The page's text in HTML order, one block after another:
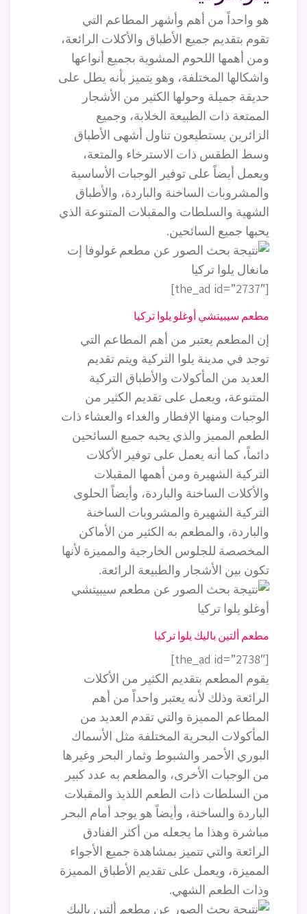
هو واحداً من أهم وأشهر المطاعم التي
تقوم بتقديم جميع الأطباق والأكلات الرائعة،
ومن أهمها اللحوم المشوية بجميع أنواعها
واشكالها المختلفة، وهو يتميز بأنه يطل على
حديقة جميلة وحولها الكثير من الأشجار
الممتعة ذات الطبيعة الخلابة، وجميع
الزائرين يستطيعون تناول أشهى الأطباق
وسط الطقس ذات الاسترخاء والمتعة،
ويعمل أيضاً على توفير الوجبات الأساسية
والمشروبات الساخنة والباردة، والأطباق
الشهية والسلطات والمقبلات المتنوعة الذي
يحبها جميع السائحين.
[the_ad id=”2737″]
مطعم سيبيتشي أوغلو يلوا تركيا
إن المطعم يعتبر من أهم المطاعم التي
توجد في مدينة يلوا التركية ويتم تقديم
العديد من المأكولات والأطباق التركية
المتنوعة، ويعمل على تقديم الكثير من
الوجبات ومنها الإفطار والغداء والعشاء ذات
الطعم المميز والذي يحبه جميع السائحين
دائماً، كما أنه يعمل على توفير الأكلات
التركية الشهيرة ومن أهمها المقبلات
والأكلات الساخنة والباردة، وأيضاً الحلوى
التركية الشهيرة والمشروبات الساخنة
والباردة، والمطعم به الكثير من الأماكن
المخصصة للجلوس الخارجية والمميزة لأنها
تكون بين الأشجار والطبيعة الرائعة.
مطعم ألتين باليك يلوا تركيا
[the_ad id=”2738″]
يقوم المطعم بتقديم الكثير من الأكلات
الرائعة وذلك لأنه يعتبر واحداً من أهم
المطاعم المميزة والتي تقدم العديد من
المأكولات البحرية المختلفة مثل الأسماك
البوري الأحمر والشبوط وثمار البحر وغيرها
من الوجبات الأخرى، والمطعم به عدد كبير
من السلطات ذات الطعم اللذيذ والمقبلات
الباردة والساخنة، وأيضاً هو يوجد أمام البحر
مباشرة وهذا ما يجعله من أكثر الفنادق
الرائعة والتي تتميز بمشاهدة جميع الأجواء
المميزة، ويعمل على تقديم الأطباق المميزة
وذات الطعم الشهي.